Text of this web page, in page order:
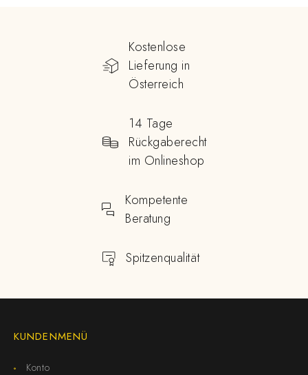
Kostenlose
Lieferung in
Österreich
14 Tage
Rückgaberecht
im Onlineshop
Kompetente
Beratung
Spitzenqualität
KUNDENMENÜ
Konto